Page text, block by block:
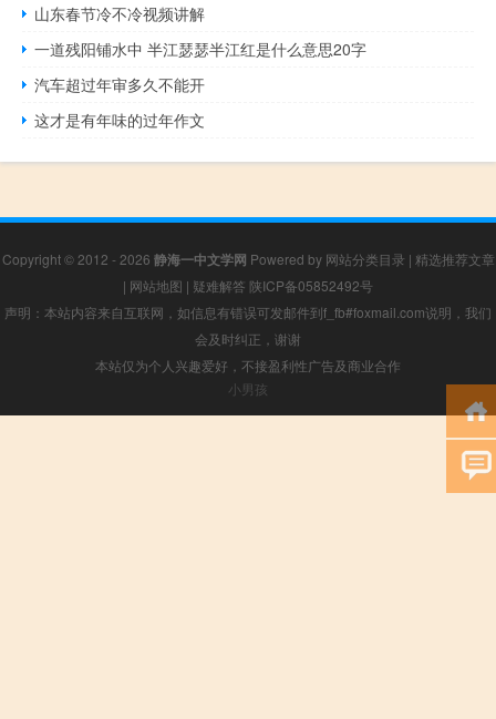
山东春节冷不冷视频讲解
一道残阳铺水中 半江瑟瑟半江红是什么意思20字
汽车超过年审多久不能开
这才是有年味的过年作文
Copyright © 2012 - 2026 静海一中文学网 Powered by 网站分类目录 | 精选推荐文章
| 网站地图 | 疑难解答 陕ICP备05852492号
声明：本站内容来自互联网，如信息有错误可发邮件到f_fb#foxmail.com说明，我们
会及时纠正，谢谢
本站仅为个人兴趣爱好，不接盈利性广告及商业合作
小男孩